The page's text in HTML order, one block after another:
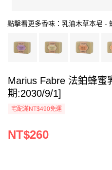
點擊看更多香味：乳油木草本皂 -
Marius Fabre 法鉑蜂蜜
期:2030/9/1]
宅配滿NT$490免運
NT$260